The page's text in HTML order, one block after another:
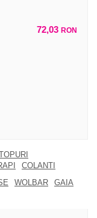
72,03 RON
COLANTI
WOLBAR
GAIA